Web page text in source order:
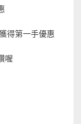
得第一手優惠
喔